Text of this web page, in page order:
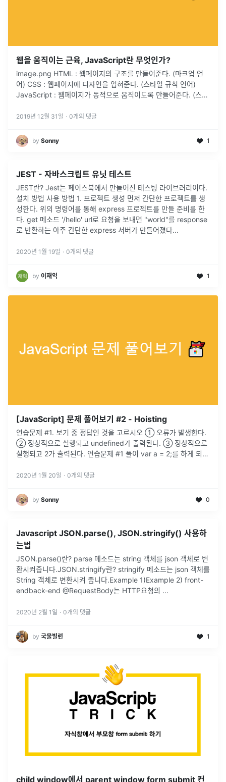
웹을 움직이는 근육, JavaScript란 무엇인가?
image.png HTML : 웹페이지의 구조를 만들어준다. (마크업 언
어) CSS : 웹페이지에 디자인을 입혀준다. (스타일 규칙 언어)
JavaScript : 웹페이지가 동적으로 움직이도록 만들어준다. (스크
언어이자 객체기반의 스크립트 프로그래밍 언어이며 HTML의 특
2019년 12월 31일 · 0개의 댓글
by Sonny 1
JEST - 자바스크립트 유닛 테스트
JEST란? Jest는 페이스북에서 만들어진 테스팅 라이브러리이다.
설치 방법 사용 방법 1. 프로젝트 생성 먼저 간단한 프로젝트를 생
성한다. 위의 명령어를 통해 express 프로젝트를 만들 준비를 한
다. get 메소드 '/hello' url로 요청을 보내면 "world"를 response
로 반환하는 아주 간단한 express 서버가 만들어졌다...
2020년 1월 19일 · 0개의 댓글
by 이재익 1
[JavaScript] 문제 풀어보기 #2 - Hoisting
연습문제 #1. 보기 중 정답인 것을 고르시오 ① 오류가 발생한다.
② 정상적으로 실행되고 undefined가 출력된다. ③ 정상적으로
실행되고 2가 출력된다. 연습문제 #1 풀이 var a = 2;를 하게 되면
2020년 1월 20일 · 0개의 댓글
by Sonny 0
Javascript JSON.parse(), JSON.stringify() 사용하
는법
JSON.parse()란? parse 메소드는 string 객체를 json 객체로 변
환시켜줍니다. ​ JSON.stringify란? stringify 메소드는 json 객체를
String 객체로 변환시켜 줍니다. ​ Example 1) ​ Example 2) front-
end ​ ​ back-end @RequestBody는 HTTP요청의 ...
2020년 2월 1일 · 0개의 댓글
by 국물빌런 1
child window에서 parent window form submit 컨